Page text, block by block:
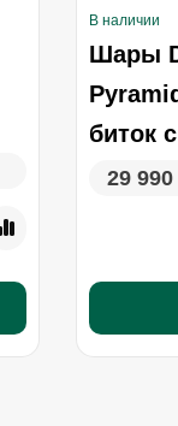
В наличии
Шары
биток
29 990